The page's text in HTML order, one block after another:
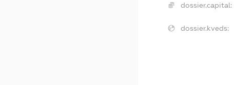
dossier.capital:
dossier.kveds: